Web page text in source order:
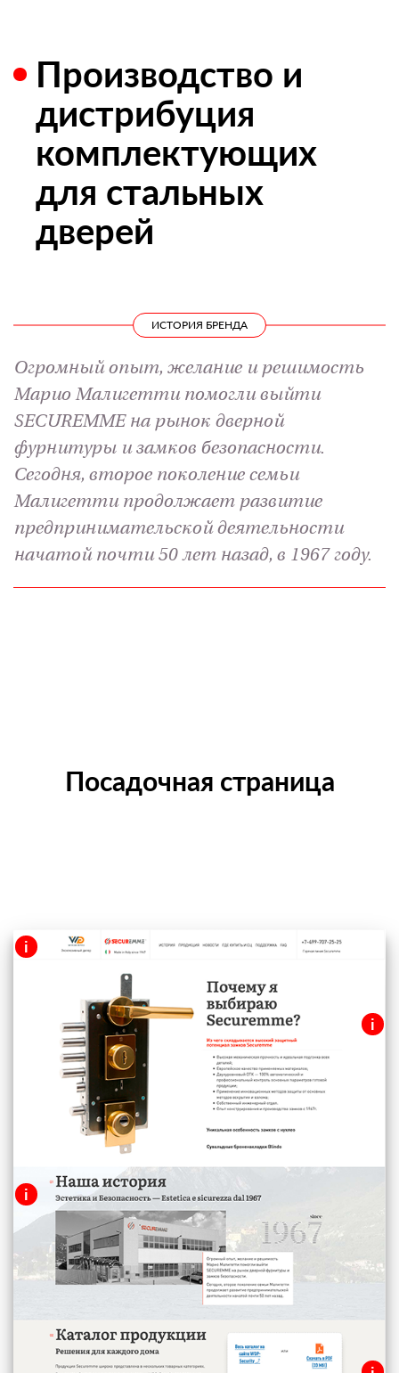
Производство и
дистрибуция
комплектующих
для стальных
дверей
ИСТОРИЯ БРЕНДА
Огромный опыт, желание и решимость
Марио Малигетти помогли выйти
SECUREMME на рынок дверной
фурнитуры и замков безопасности.
Сегодня, второе поколение семьи
Малигетти продолжает развитие
предпринимательской деятельности
начатой почти 50 лет назад, в 1967 году.
Посадочная страница
i
Хедер сайта (шапка)
Навигация и логотип зафиксированы у
нижнего края вьюпорта.
i
Информация о компании
Текстовый блок с фото и краткой
i
Главный экран
УТП + форма заказа обратного звонка.
Просто и доступно!